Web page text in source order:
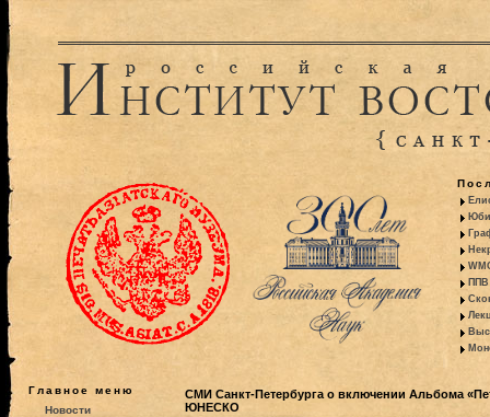
ППВ
Главное меню
Новости
СМИ Санкт-Петербурга о включении Альбома
ЮНЕСКО